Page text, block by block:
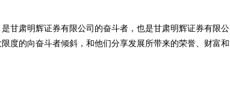
甘肃明辉证券有限公司的奋斗者，也是甘肃明辉证券有限公
度的向奋斗者倾斜，和他们分享发展所带来的荣誉、财富和